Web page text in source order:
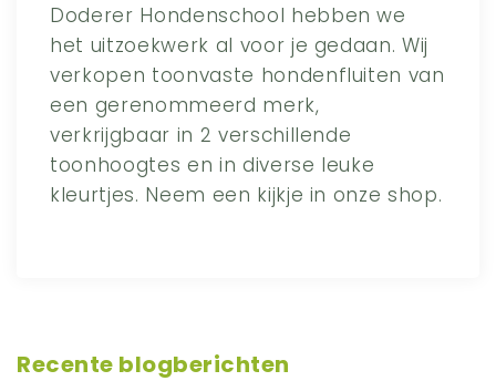
Recente blogberichten
Doderer Hondenschool hebben we
het uitzoekwerk al voor je gedaan. Wij
verkopen toonvaste hondenfluiten van
een gerenommeerd merk,
verkrijgbaar in 2 verschillende
toonhoogtes en in diverse leuke
kleurtjes. Neem een kijkje in onze shop.